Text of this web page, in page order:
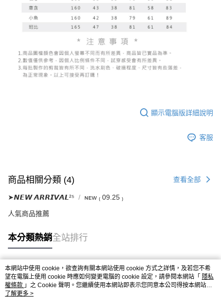
顯示電腦版詳細說明
客服
商品相關分類 (4) 查看全部
➤𝙉𝙀𝙒 𝘼𝙍𝙍𝙄𝙑𝘼𝙇²⁵ ɴᴇᴡ ₍ 09.25 ₎
人氣商品推薦
本分類熱銷全站排行
熱門標籤
本網站中使用 cookie，欲查詢有關本網站使用 cookie 方式之詳情，及若您不希
望在電腦上使用 cookie 時應如何變更電腦的 cookie 設定，請參閱本網站「 隱私
權條款 」之 Cookie 聲明。您繼續使用本網站即表示您同意本公司得按本網站使
用條款之 Cookie 聲明使用 cookie。
了解更多 >